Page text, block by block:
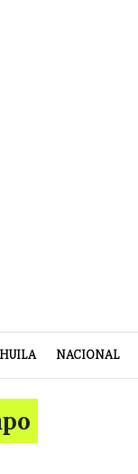
NACIONAL